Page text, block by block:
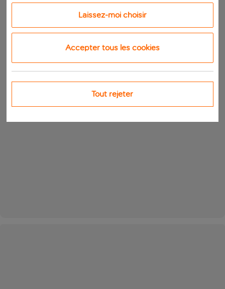
Laissez-moi choisir
Accepter tous les cookies
Tout rejeter